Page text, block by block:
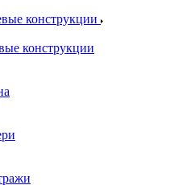
конструкции
конструкции